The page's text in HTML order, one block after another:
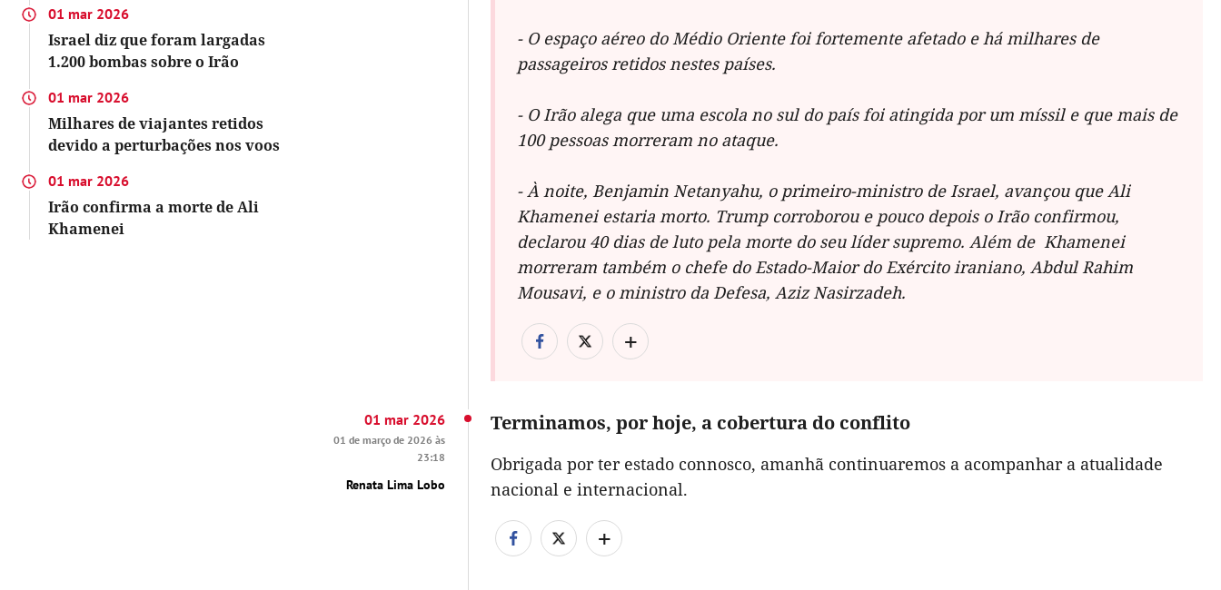
01 mar 2026
Israel diz que foram largadas
1.200 bombas sobre o Irão
01 mar 2026
Milhares de viajantes retidos
devido a perturbações nos voos
01 mar 2026
Irão confirma a morte de Ali
Khamenei
- O espaço aéreo do Médio Oriente foi fortemente afetado e há milhares de
passageiros retidos nestes países.
- O Irão alega que uma escola no sul do país foi atingida por um míssil e que mais de
100 pessoas morreram no ataque.
- À noite, Benjamin Netanyahu, o primeiro-ministro de Israel, avançou que Ali
Khamenei estaria morto. Trump corroborou e pouco depois o Irão confirmou,
declarou 40 dias de luto pela morte do seu líder supremo. Além de Khamenei
morreram também o chefe do Estado-Maior do Exército iraniano, Abdul Rahim
Mousavi, e o ministro da Defesa, Aziz Nasirzadeh.
+
01 mar 2026
01 de março de 2026 às
23:18
Renata Lima Lobo
Terminamos, por hoje, a cobertura do conflito
Obrigada por ter estado connosco, amanhã continuaremos a acompanhar a atualidade
nacional e internacional.
+